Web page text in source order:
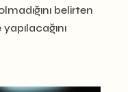
belirten